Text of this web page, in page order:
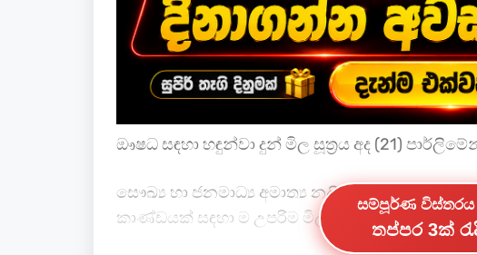
ඖෂධ සඳහා හඳුන්වා දුන් මිල සූත්‍රය අද (21)
සෞඛ්‍ය හා ජනමාධ්‍ය අමාත්‍ය නලින්ද ජයතිස්ස
කාණ්ඩයක් සඳහා ම උපරිම මිල සීමාවක්ද නියම
සම්පූර්ණ
තප්පර 3ක්